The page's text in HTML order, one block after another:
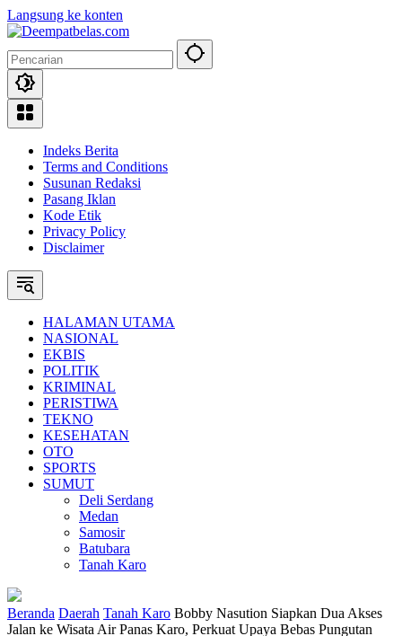
Langsung ke konten
Indeks Berita
Terms and Conditions
Susunan Redaksi
Pasang Iklan
Kode Etik
Privacy Policy
Disclaimer
HALAMAN UTAMA
NASIONAL
EKBIS
POLITIK
KRIMINAL
PERISTIWA
TEKNO
KESEHATAN
OTO
SPORTS
SUMUT
Deli Serdang
Medan
Samosir
Batubara
Tanah Karo
Beranda Daerah Tanah Karo Bobby Nasution Siapkan Dua Akses
Jalan ke Wisata Air Panas Karo, Perkuat Upaya Bebas Pungutan